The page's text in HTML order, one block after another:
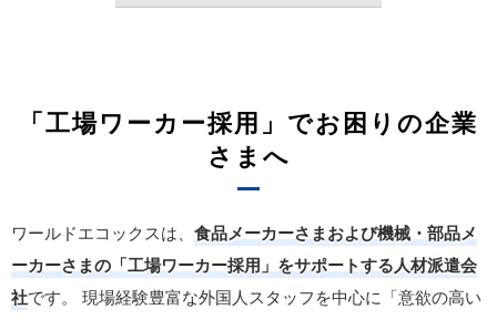
「工場ワーカー採用」でお困りの企業
さまへ
ワールドエコックスは、 食品メーカーさまおよび機械・部品メ
ーカーさまの「工場ワーカー採用」をサポートする人材派遣会
社です。
現場経験豊富な外国人スタッフを中心に「意欲の高い